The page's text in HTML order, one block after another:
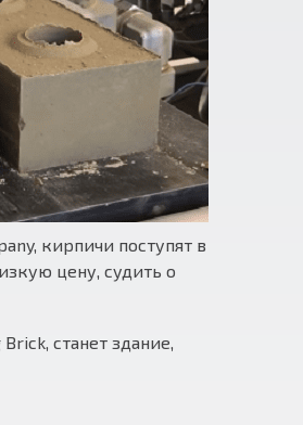
кирпичи поступят в
цену, судить о
станет здание,